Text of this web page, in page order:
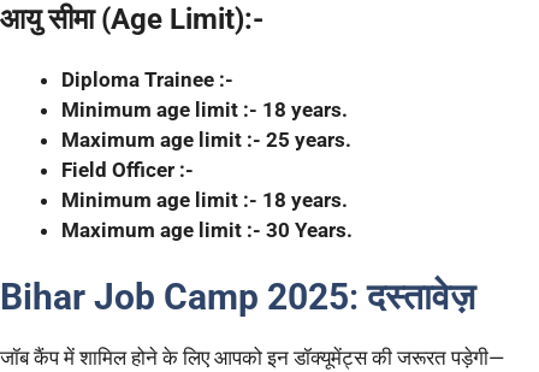
आयु सीमा (Age Limit):-
Diploma Trainee :-
Minimum age limit :- 18 years.
Maximum age limit :- 25 years.
Field Officer :-
Minimum age limit :- 18 years.
Maximum age limit :- 30 Years.
Bihar Job Camp 2025:दस्तावेज़
जॉब कैंप में शामिल होने के लिए आपको इन डॉक्यूमेंट्स की जरूरत पड़ेगी—